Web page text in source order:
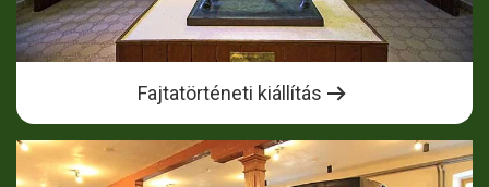
Fajtatörténeti kiállítás